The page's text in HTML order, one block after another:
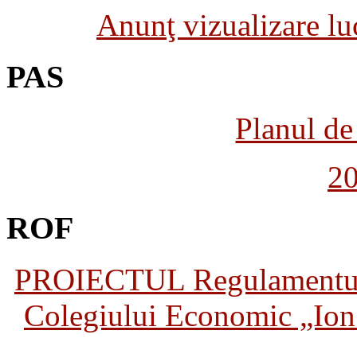
Anunţ vizualizare
PAS
Planul
ROF
PROIECTUL
Colegiului Economic